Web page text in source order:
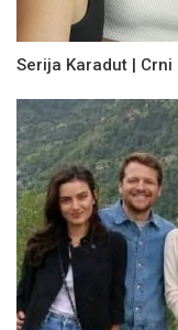
Serija Karadut |